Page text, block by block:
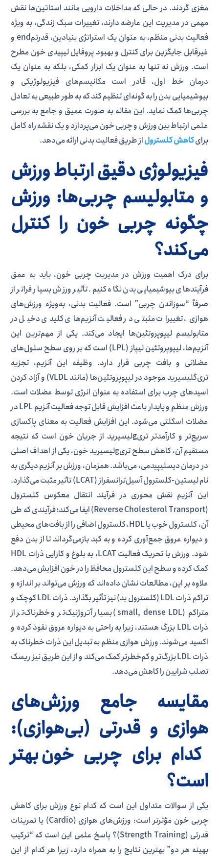
مغزی گردند. در حالی که مداخلات دارویی مانند استاتین‌ها نقش
مهمی در مدیریت این عارضه دارند، تغییرات سبک زندگی، به ویژه
فعالیت بدنی منظم، به عنوان یک استراتژی بنیادین، قدرتمend و
غیرقابل جایگزین برای کنترل و بهبود پروفایل لیپیدی خون مطرح
است. ورزش نه تنها به عنوان یک ابزار کمکی، بلکه به عنوان یک
درمان خط اول، قادر است مکانیسم‌های فیزیولوژیکی و
بیوشیمیایی بدن را به گونه‌ای تنظیم کند که به طور طبیعی به تعادل
چربی‌ها کمک نماید. این مقاله به صورت عمیق و جامع به بررسی
علمی ارتباط بین ورزش و چربی خون می‌پردازد و یک نقشه راه کامل
برایکاهش کلسترولاز طریق فعالیت بدنی ارائه می‌دهد.
فیزیولوژی دقیق ارتباط ورزش
و متابولیسم چربی‌ها: ورزش
چگونه چربی خون را کنترل
می‌کند؟
برای درک اهمیت ورزش در مدیریت چربی خون، باید به عمق
فرآیندهای بیوشیمیایی بدن نگاه کنیم. تأثیر ورزش بسیار فراتر از
صرفاً “سوزاندن چربی” است. فعالیت بدنی، به‌ویژه ورزش‌های
هوازی، تغییرات مثبتی در فعالیت آنزیم‌های کلیدی دخیل در
متابولیسم لیپوپروتئین‌ها ایجاد می‌کند. یکی از مهم‌ترین این
آنزیم‌ها، لیپوپروتئین لیپاز (LPL) است که بر روی سطح سلول‌های
عضلانی و بافت چربی قرار دارد. وظیفه این آنزیم، تجزیه
تری‌گلیسیرید موجود در لیپوپروتئین‌ها (مانند VLDL) و آزاد کردن
اسیدهای چرب برای استفاده به عنوان انرژی توسط عضلات است.
ورزش منظم و پایدار باعث افزایش قابل توجه فعالیت آنزیم LPL در
عضلات اسکلتی می‌شود. این افزایش فعالیت به معنای پاکسازی
سریع‌تر و کارآمدتر تری‌gلیسیرید از جریان خون است که نتیجه
مستقیم آن، کاهش سطح تری‌gلیسیرید خون، یکی از اهداف اصلی
در درمان دیسلیپیدمی، می‌باشد. همزمان، ورزش بر آنزیم دیگری به
نام لیستین-کلسترول آسیل‌ترانسفراز (LCAT) تأثیر مثبت می‌گذارد.
این آنزیم نقش محوری در فرآیند انتقال معکوس کلسترول
(Reverse Cholesterol Transport) ایفا می‌کند؛ فرآیندی که طی
آن، کلسترول خوب یا HDL، کلسترول اضافی را از بافت‌های محیطی
و دیواره عروق جمع‌آوری کرده و به کبد بازمی‌گرداند تا از بدن دفع
شود. ورزش با تحریک فعالیت LCAT، به بلوغ و کارایی ذرات HDL
کمک کرده و سطح این کلسترول محافظ را در خون افزایش می‌دهد.
علاوه بر این، مطالعات نشان داده‌اند که ورزش می‌تواند بر اندازه و
تراکم ذرات LDL (کلسترول بد) نیز تأثیر بگذارد. ذرات LDL کوچک و
متراکم (small, dense LDL) بسیار آتروژنیک‌تر و خطرناک‌تر از
ذرات LDL بزرگ هستند، زیرا به راحتی به دیواره عروق نفوذ کرده و
اکسید می‌شوند. ورزش هوازی منظم به تبدیل این ذرات خطرناک به
ذرات LDL بزرگ‌تر و کم‌خطرتر کمک می‌کند و از این طریق نیز ریسک
تصلب شرایین را کاهش می‌دهد.
مقایسه جامع ورزش‌های
هوازی و قدرتی (بی‌هوازی):
کدام برای چربی خون بهتر
است؟
یکی از سوالات متداول این است که کدام نوع ورزش برای کاهش
چربی خون مؤثرتر است: ورزش‌های هوازی (Cardio) یا تمرینات
قدرتی (Strength Training)؟ پاسخ علمی این است که “ترکیب
بهینه هر دو” بهترین نتایج را به همراه دارد، زیرا هر کدام از این